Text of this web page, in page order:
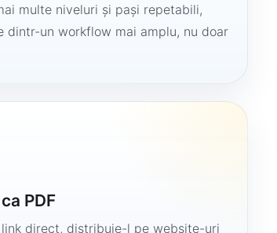
multe niveluri și pași repetabili,
un workflow mai amplu, nu doar
PDF
direct, distribuie-l pe website-uri